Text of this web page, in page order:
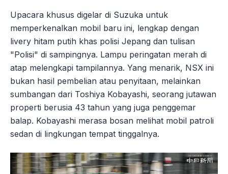
Upacara khusus digelar di Suzuka untuk
memperkenalkan mobil baru ini, lengkap dengan
livery hitam putih khas polisi Jepang dan tulisan
"Polisi" di sampingnya. Lampu peringatan merah di
atap melengkapi tampilannya. Yang menarik, NSX ini
bukan hasil pembelian atau penyitaan, melainkan
sumbangan dari Toshiya Kobayashi, seorang jutawan
properti berusia 43 tahun yang juga penggemar
balap. Kobayashi merasa bosan melihat mobil patroli
sedan di lingkungan tempat tinggalnya.